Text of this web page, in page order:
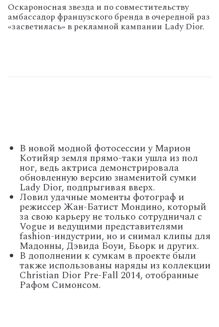
Оскароносная звезда и по совместительству
амбассадор французского бренда в очередной раз
«засветилась» в рекламной кампании Lady Dior.
В новой модной фотосессии у Марион
Котийяр земля прямо-таки ушла из пол
ног, ведь актриса демонстрировала
обновленную версию знаменитой сумки
Lady Dior, подпрыгивая вверх.
Ловил удачные моменты фотограф и
режиссер Жан-Батист Мондино, который
за свою карьеру не только сотрудничал с
Vogue и ведущими представителями
fashion-индустрии, но и снимал клипы для
Мадонны, Дэвида Боуи, Бьорк и других.
В дополнении к сумкам в проекте были
также использованы наряды из коллекции
Christian Dior Pre-Fall 2014, отобранные
Рафом Симонсом.